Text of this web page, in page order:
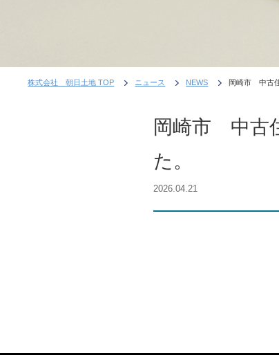
株式会社 朝日土地 TOP ニュース NEWS 岡崎市 中古
岡崎市 中古
た。
2026.04.21